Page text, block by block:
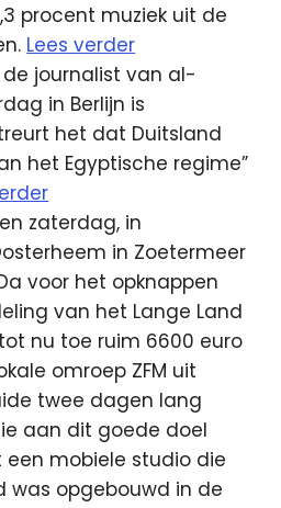
procent muziek uit de
Lees verder
journalist van al-
in Berlijn is
het dat Duitsland
het Egyptische regime”
zaterdag, in
in Zoetermeer
voor het opknappen
van het Lange Land
nu toe ruim 6600 euro
omroep ZFM uit
twee dagen lang
aan dit goede doel
een mobiele studio die
was opgebouwd in de